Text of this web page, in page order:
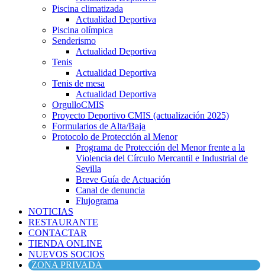
Piscina climatizada
Actualidad Deportiva
Piscina olímpica
Senderismo
Actualidad Deportiva
Tenis
Actualidad Deportiva
Tenis de mesa
Actualidad Deportiva
OrgulloCMIS
Proyecto Deportivo CMIS (actualización 2025)
Formularios de Alta/Baja
Protocolo de Protección al Menor
Programa de Protección del Menor frente a la
Violencia del Círculo Mercantil e Industrial de
Sevilla
Breve Guía de Actuación
Canal de denuncia
Flujograma
NOTICIAS
RESTAURANTE
CONTACTAR
TIENDA ONLINE
NUEVOS SOCIOS
ZONA PRIVADA